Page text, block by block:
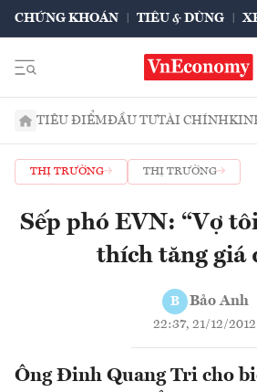
CHỨNG KHOÁN TIÊU & DÙNG
TIÊU ĐIỂMĐẦU TƯTÀI CHÍNH
THỊ TRƯỜNG THỊ TRƯỜNG
Sếp phó EVN: “Vợ
thích tăng giá
B Bảo Anh
22:37, 21/12/2012
Ông Đinh Quang Tri cho